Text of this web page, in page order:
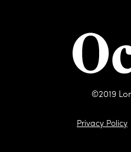
©2019
Privacy Policy